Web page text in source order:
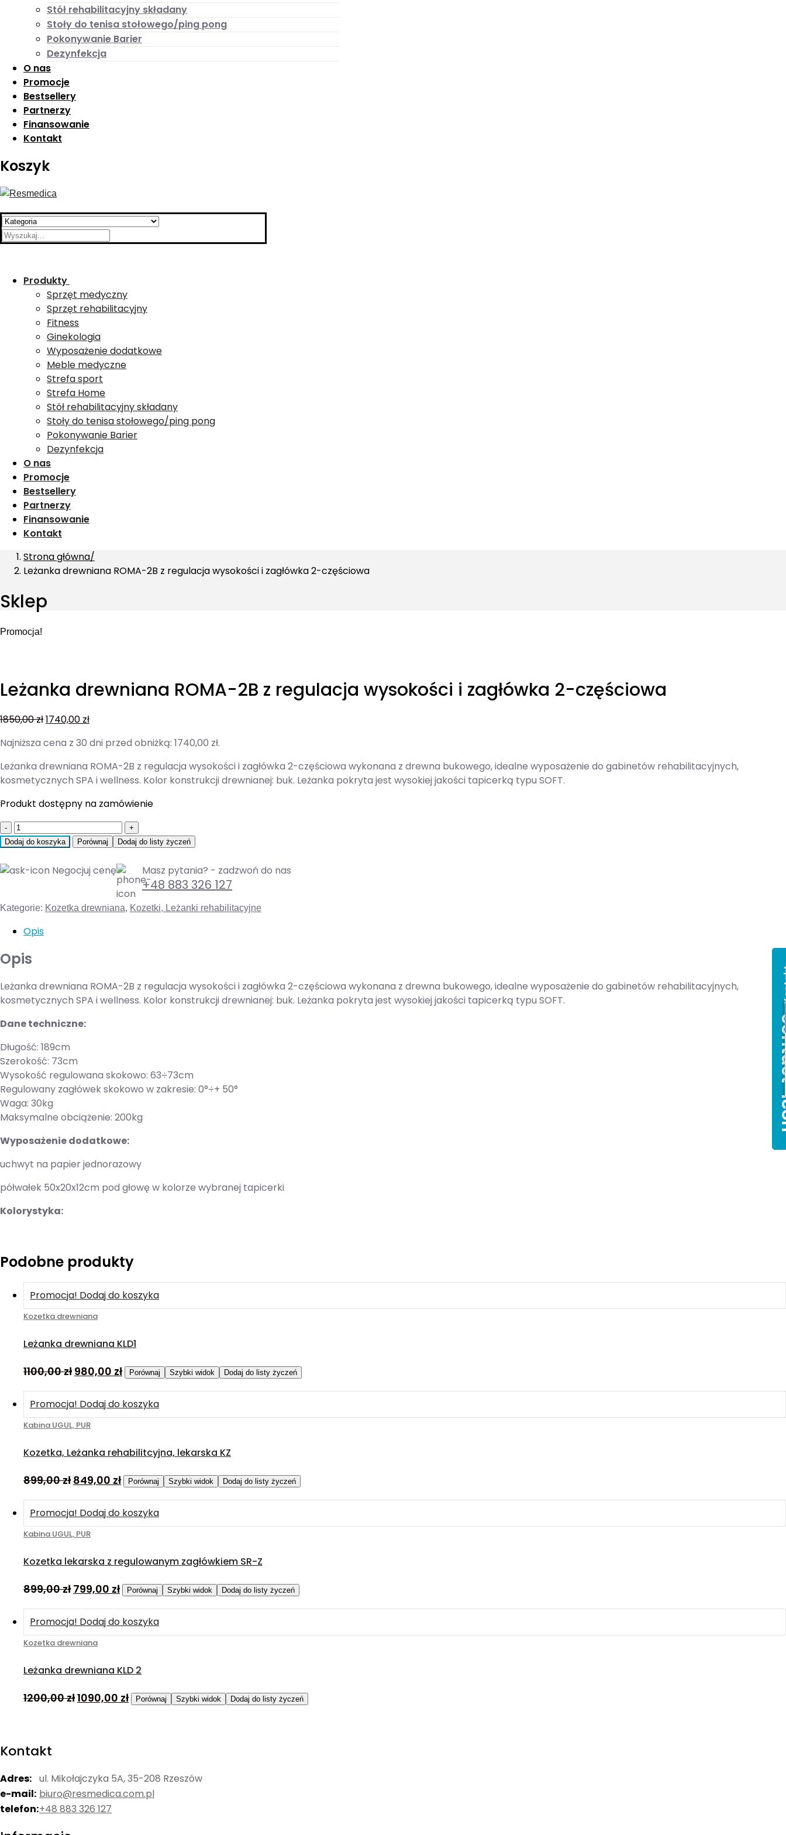
Stół rehabilitacyjny składany
Stoły do tenisa stołowego/ping pong
Pokonywanie Barier
Dezynfekcja
O nas
Promocje
Bestsellery
Partnerzy
Finansowanie
Kontakt
Koszyk
Search
for:
Produkty
Sprzęt medyczny
Sprzęt rehabilitacyjny
Fitness
Ginekologia
Wyposażenie dodatkowe
Meble medyczne
Strefa sport
Strefa Home
Stół rehabilitacyjny składany
Stoły do tenisa stołowego/ping pong
Pokonywanie Barier
Dezynfekcja
O nas
Promocje
Bestsellery
Partnerzy
Finansowanie
Kontakt
Strona główna
Leżanka drewniana ROMA-2B z regulacja wysokości i zagłówka 2-częściowa
Sklep
Promocja!
Leżanka drewniana ROMA-2B z regulacja wysokości i zagłówka 2-częściowa
1850,00zł1740,00 zł
Najniższa cena z 30 dni przed obniżką: 1740,00 zł.
Leżanka drewniana ROMA-2B z regulacja wysokości i zagłówka 2-częściowa wykonana z drewna bukowego, idealne wyposażenie do gabinetów rehabilitacyjnych,
kosmetycznych SPA i wellness. Kolor konstrukcji drewnianej: buk. Leżanka pokryta jest wysokiej jakości tapicerką typu SOFT.
Produkt dostępny na zamówienie
Quantity
Dodaj do koszyka Porównaj Dodaj do listy życzeń
Negocjuj cenę Masz pytania? - zadzwoń do nas
+48 883 326 127
Kategorie: Kozetka drewniana, Kozetki, Leżanki rehabilitacyjne
Opis
Opis
Leżanka drewniana ROMA-2B z regulacja wysokości i zagłówka 2-częściowa wykonana z drewna bukowego, idealne wyposażenie do gabinetów rehabilitacyjnych,
kosmetycznych SPA i wellness. Kolor konstrukcji drewnianej: buk. Leżanka pokryta jest wysokiej jakości tapicerką typu SOFT.
Dane techniczne:
Długość: 189cm
Szerokość: 73cm
Wysokość regulowana skokowo: 63÷73cm
Regulowany zagłówek skokowo w zakresie: 0°÷+ 50°
Waga: 30kg
Maksymalne obciążenie: 200kg
Wyposażenie dodatkowe:
uchwyt na papier jednorazowy
półwałek 50x20x12cm pod głowę w kolorze wybranej tapicerki
Kolorystyka:
Podobne produkty
Promocja! Dodaj do koszyka
Kozetka drewniana
Leżanka drewniana KLD1
1100,00zł 980,00 zł Porównaj Szybki widok Dodaj do listy życzeń
Promocja! Dodaj do koszyka
Kabina UGUL, PUR
Kozetka, Leżanka rehabilitcyjna, lekarska KZ
899,00zł 849,00 zł Porównaj Szybki widok Dodaj do listy życzeń
Promocja! Dodaj do koszyka
Kabina UGUL, PUR
Kozetka lekarska z regulowanym zagłówkiem SR-Z
899,00zł 799,00 zł Porównaj Szybki widok Dodaj do listy życzeń
Promocja! Dodaj do koszyka
Kozetka drewniana
Leżanka drewniana KLD 2
1200,00zł1090,00 zł Porównaj Szybki widok Dodaj do listy życzeń
Kontakt
Adres: ul. Mikołajczyka 5A, 35-208 Rzeszów
e-mail: biuro@resmedica.com.pl
telefon:+48 883 326 127